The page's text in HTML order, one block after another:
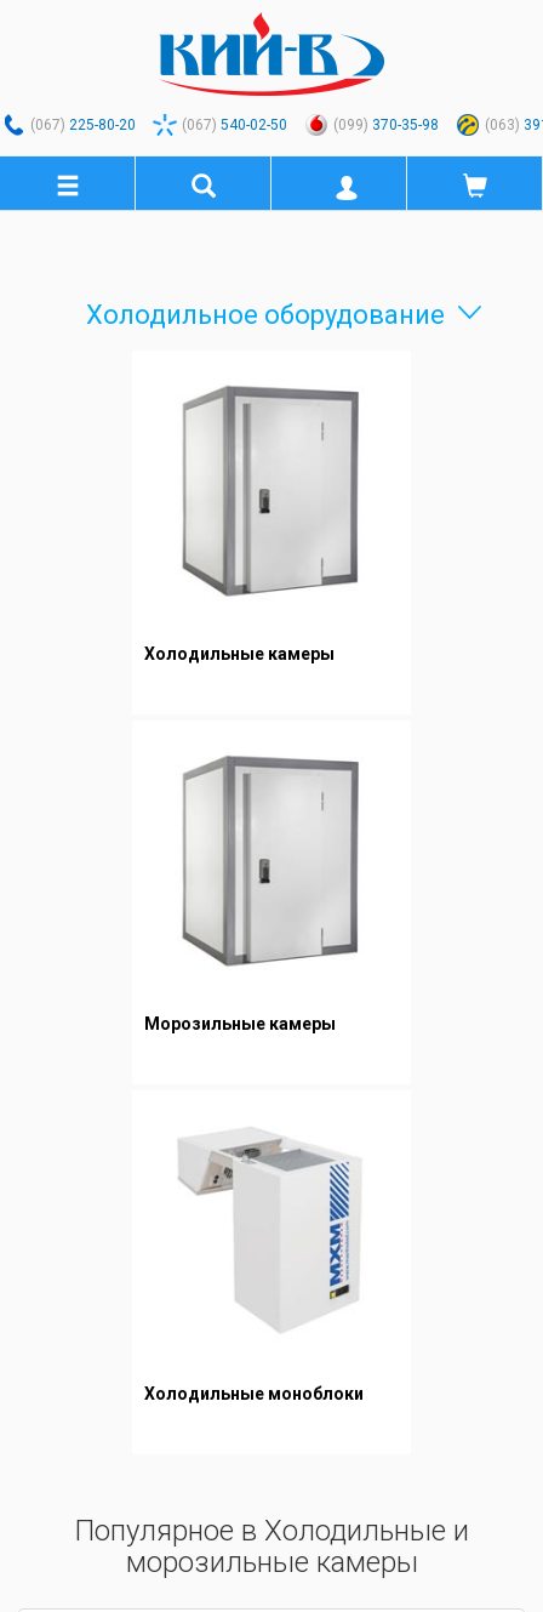
(067) 225-80-20 (067) 540-02-50 (099) 370-35-98 (063)
Холодильное оборудование
Холодильные камеры
Морозильные камеры
Холодильные моноблоки
Популярное в Холодильные и
морозильные камеры